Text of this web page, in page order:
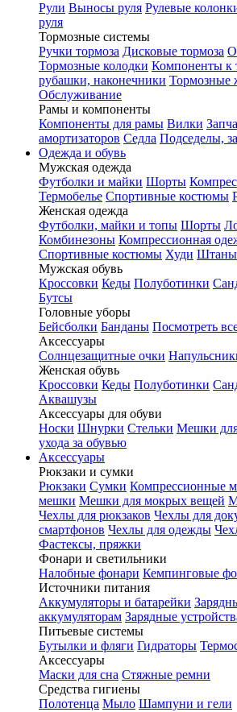
Рули Выносы руля Рулевые
руля
Тормозные системы
Ручки тормоза Дисковые тормоза
Тормозные колодки Компоненты к
рубашки, наконечники Тормозные
Обслуживание
Рамы и компоненты
Компоненты для рамы Вилки
амортизаторов Седла Подседелы,
Одежда и обувь
Мужская одежда
Футболки и майки Шорты
Термобелье Спортивные костюмы
Женская одежда
Футболки, майки и топы Шорты
Комбинезоны Компрессионная
Спортивные костюмы Худи Штаны
Мужская обувь
Кроссовки Кеды Полуботинки
Бутсы
Головные уборы
Бейсболки Банданы Посмотреть
Аксессуары
Солнцезащитные очки
Женская обувь
Кроссовки Кеды Полуботинки
Аквашузы
Аксессуары для обуви
Носки Шнурки Стельки Мешки
ухода за обувью
Аксессуары
Рюкзаки и сумки
Рюкзаки Сумки Компрессионные
мешки Мешки для мокрых вещей
Чехлы для рюкзаков Чехлы для
смартфонов Чехлы для одежды
Фастексы, пряжки
Фонари и светильники
Налобные фонари Кемпинговые
Источники питания
Аккумуляторы и батарейки
аккумуляторам Зарядные
Питьевые системы
Бутылки и фляги Гидраторы
Аксессуары
Маски для сна Стяжные ремни
Средства гигиены
Полотенца Мыло Шампуни и гели